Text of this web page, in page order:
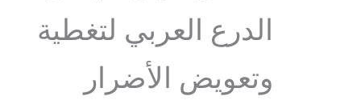
الدرع العربي لتغطية
وتعويض الأضرار